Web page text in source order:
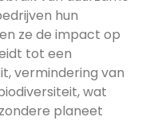
hun
ze de impact op
tot een
vermindering van
wat
planeet